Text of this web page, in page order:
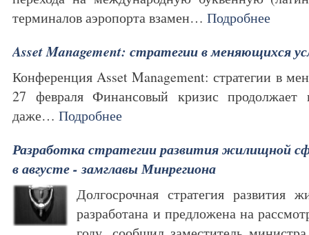
терминалов аэропорта взамен… Подробнее
Asset Management: стратегии в меняющихся
Конференция Asset Management: стратегии в
27 февраля Финансовый кризис продолжает
даже… Подробнее
Разработка стратегии развития жилищной
в августе - замглавы Минрегиона
Долгосрочная стратегия
разработана и предложена на